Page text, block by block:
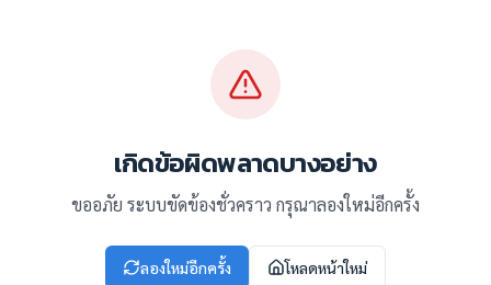
เกิดข้อผิดพลาดบางอย่าง
ขออภัย ระบบขัดข้องชั่วคราว กรุณาลองใหม่อีกครั้ง
ลองใหม่อีกครั้ง โหลดหน้าใหม่